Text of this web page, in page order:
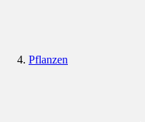
Pflanzen